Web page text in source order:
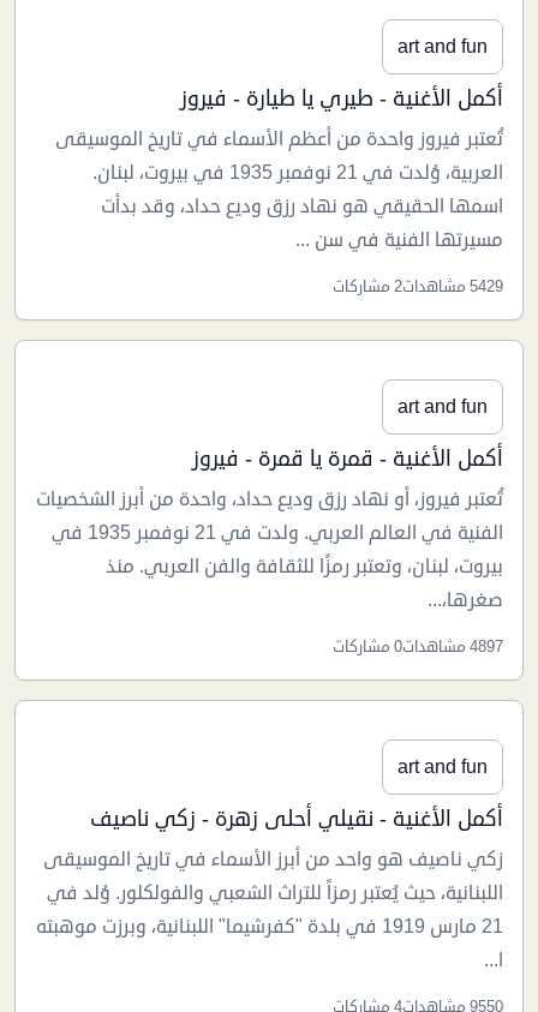
art and fun
أكمل الأغنية - طيري يا طيارة - فيروز
تُعتبر فيروز واحدة من أعظم الأسماء في تاريخ الموسيقى
العربية، وُلدت في 21 نوفمبر 1935 في بيروت، لبنان.
اسمها الحقيقي هو نهاد رزق وديع حداد، وقد بدأت
مسيرتها الفنية في سن ...
5429 مشاهدات 2 مشاركات
art and fun
أكمل الأغنية - قمرة يا قمرة - فيروز
تُعتبر فيروز، أو نهاد رزق وديع حداد، واحدة من أبرز الشخصيات
الفنية في العالم العربي. ولدت في 21 نوفمبر 1935 في
بيروت، لبنان، وتعتبر رمزًا للثقافة والفن العربي. منذ
صغرها،...
4897 مشاهدات 0 مشاركات
art and fun
أكمل الأغنية - نقيلي أحلى زهرة - زكي ناصيف
زكي ناصيف هو واحد من أبرز الأسماء في تاريخ الموسيقى
اللبنانية، حيث يُعتبر رمزاً للتراث الشعبي والفولكلور. وُلد في
21 مارس 1919 في بلدة "كفرشيما" اللبنانية، وبرزت موهبته
ا...
9550 مشاهدات 4 مشاركات